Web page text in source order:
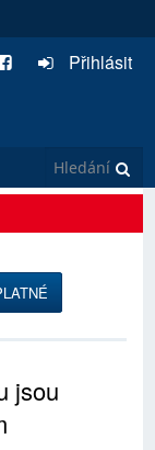
Přihlásit
jsou